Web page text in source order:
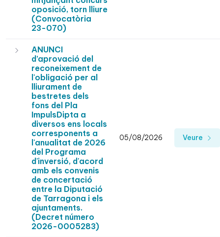
oposició, torn lliure
(Convocatòria
23-070)
ANUNCI
d’aprovació del
reconeixement de
l'obligació per al
lliurament de
bestretes dels
fons del Pla
ImpulsDipta a
diversos ens locals
corresponents a
l'anualitat de 2026
del Programa
d'inversió, d'acord
amb els convenis
de concertació
entre la Diputació
de Tarragona i els
ajuntaments.
(Decret número
2026-0005283)
05/08/2026 Veure